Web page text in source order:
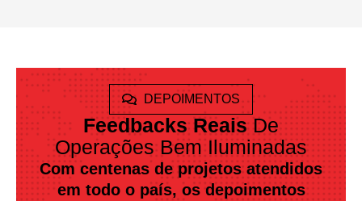
DEPOIMENTOS
Feedbacks ReaisDe
Operações Bem Iluminadas
Com centenas de projetos atendidos
em todo o país, os depoimentos